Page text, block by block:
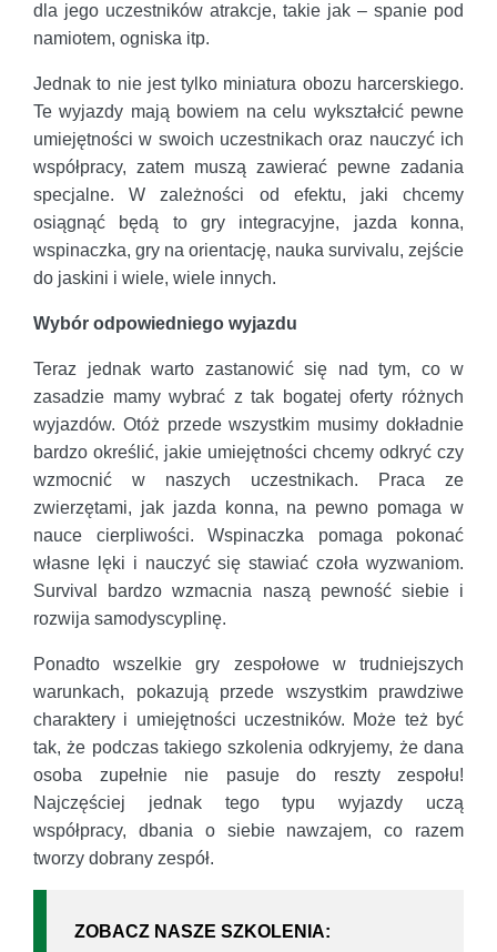
dla jego uczestników atrakcje, takie jak – spanie pod
namiotem, ogniska itp.
Jednak to nie jest tylko miniatura obozu harcerskiego.
Te wyjazdy mają bowiem na celu wykształcić pewne
umiejętności w swoich uczestnikach oraz nauczyć ich
współpracy, zatem muszą zawierać pewne zadania
specjalne. W zależności od efektu, jaki chcemy
osiągnąć będą to gry integracyjne, jazda konna,
wspinaczka, gry na orientację, nauka survivalu, zejście
do jaskini i wiele, wiele innych.
Wybór odpowiedniego wyjazdu
Teraz jednak warto zastanowić się nad tym, co w
zasadzie mamy wybrać z tak bogatej oferty różnych
wyjazdów. Otóż przede wszystkim musimy dokładnie
bardzo określić, jakie umiejętności chcemy odkryć czy
wzmocnić w naszych uczestnikach. Praca ze
zwierzętami, jak jazda konna, na pewno pomaga w
nauce cierpliwości. Wspinaczka pomaga pokonać
własne lęki i nauczyć się stawiać czoła wyzwaniom.
Survival bardzo wzmacnia naszą pewność siebie i
rozwija samodyscyplinę.
Ponadto wszelkie gry zespołowe w trudniejszych
warunkach, pokazują przede wszystkim prawdziwe
charaktery i umiejętności uczestników. Może też być
tak, że podczas takiego szkolenia odkryjemy, że dana
osoba zupełnie nie pasuje do reszty zespołu!
Najczęściej jednak tego typu wyjazdy uczą
współpracy, dbania o siebie nawzajem, co razem
tworzy dobrany zespół.
ZOBACZ NASZE SZKOLENIA: